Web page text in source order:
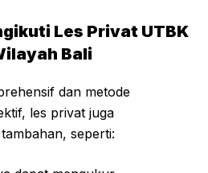
Les Privat UTBK
Bali
dan metode
les privat juga
seperti: